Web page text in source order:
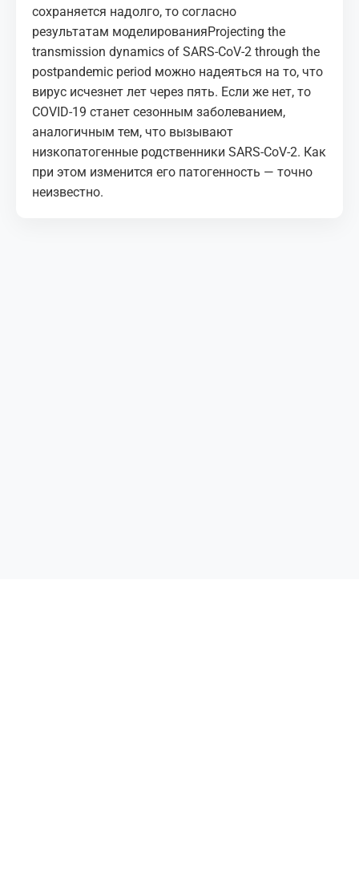
сохраняется надолго, то согласно
результатам моделированияProjecting the
transmission dynamics of SARS-CoV-2 through the
postpandemic period можно надеяться на то, что
вирус исчезнет лет через пять. Если же нет, то
COVID-19 станет сезонным заболеванием,
аналогичным тем, что вызывают
низкопатогенные родственники SARS-CoV-2. Как
при этом изменится его патогенность — точно
неизвестно.